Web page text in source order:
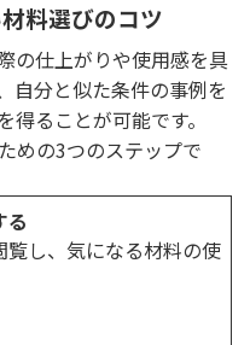
料選びのコツ
の仕上がりや使用感を具
自分と似た条件の事例を
ることが可能です。
めの3つのステップで
る
し、気になる材料の使